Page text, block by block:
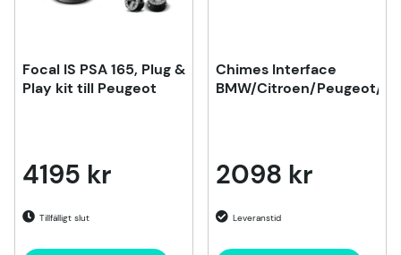
Focal IS PSA 165, Plug &
Play kit till Peugeot
4195 kr
Tillfälligt slut
Chimes Interface
BMW/Citroen/Peugeot/
2098 kr